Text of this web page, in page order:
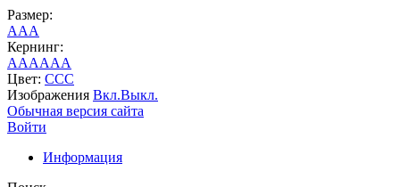
Размер:
AAA
Кернинг:
AAAAAA
Цвет: CCC
Изображения Вкл.Выкл.
Обычная версия сайта
Войти
Информация